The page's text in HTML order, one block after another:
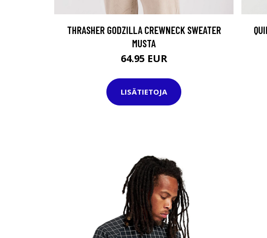
THRASHER GODZILLA CREWNECK SWEATER
MUSTA
64.95 EUR
LISÄTIETOJA